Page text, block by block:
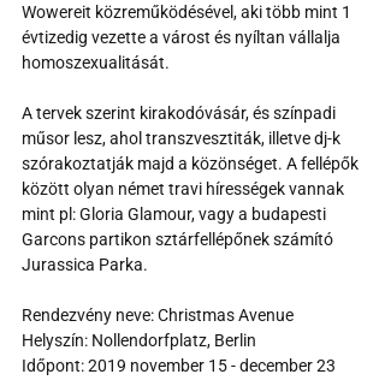
Wowereit közreműködésével, aki több mint 1
évtizedig vezette a várost és nyíltan vállalja
homoszexualitását.
A tervek szerint kirakodóvásár, és színpadi
műsor lesz, ahol transzvesztiták, illetve dj-k
szórakoztatják majd a közönséget. A fellépők
között olyan német travi hírességek vannak
mint pl: Gloria Glamour, vagy a budapesti
Garcons partikon sztárfellépőnek számító
Jurassica Parka.
Rendezvény neve: Christmas Avenue
Helyszín: Nollendorfplatz, Berlin
Időpont: 2019 november 15 - december 23